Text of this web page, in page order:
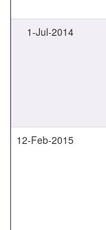
1-Jul-2014
12-Feb-2015